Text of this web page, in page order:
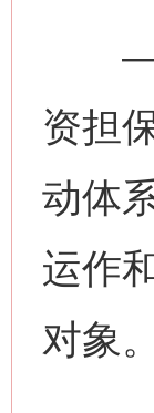
——
资担
动体
运作
对象